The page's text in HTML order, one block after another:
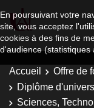
En poursuivant votre
site, vous acceptez
cookies à des fins de
d'audience (statistiques
Accueil
Offre de
Diplôme
Sciences,